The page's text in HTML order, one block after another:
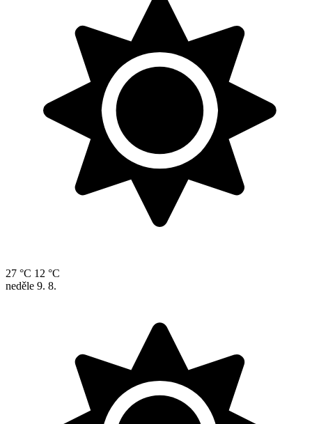
27 °C 12 °C
neděle 9. 8.